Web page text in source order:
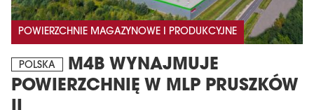
POWIERZCHNIE MAGAZYNOWE I PRODUKCYJNE
POLSKA
M4B WYNAJMUJE
POWIERZCHNIĘ W MLP PRUSZKÓW